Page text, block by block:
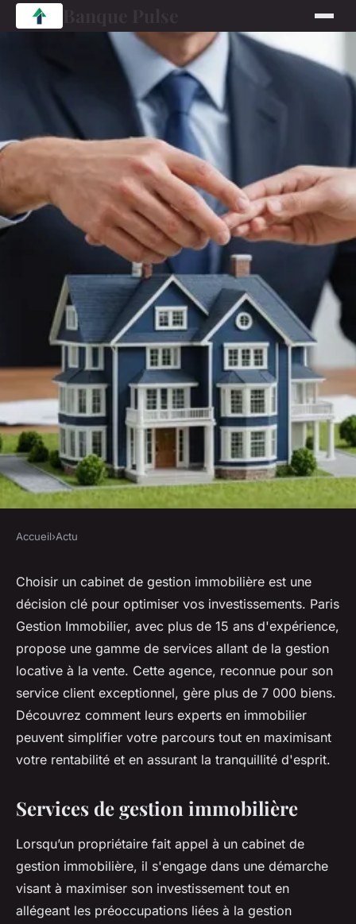
Cabinet gestion immobilière :
des services pour vos
investissements
Tiago•27 février 2025•5 min de lecture
Accueil›Actu
Choisir un cabinet de gestion immobilière est une
décision clé pour optimiser vos investissements. Paris
Gestion Immobilier, avec plus de 15 ans d'expérience,
propose une gamme de services allant de la gestion
locative à la vente. Cette agence, reconnue pour son
service client exceptionnel, gère plus de 7 000 biens.
Découvrez comment leurs experts en immobilier
peuvent simplifier votre parcours tout en maximisant
votre rentabilité et en assurant la tranquillité d'esprit.
Services de gestion immobilière
Lorsqu’un propriétaire fait appel à un cabinet de
gestion immobilière, il s'engage dans une démarche
visant à maximiser son investissement tout en
allégeant les préoccupations liées à la gestion